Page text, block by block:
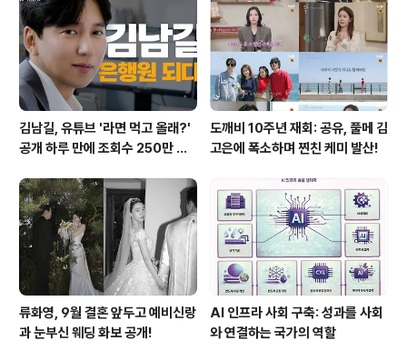
김남길, 유튜브 '라면 먹고 올래?'
공개 하루 만에 조회수 250만 돌
도깨비 10주년 재회: 공유, 풀메 김
고은에 폭소하며 찐친 케미 발산!
류화영, 9월 결혼 앞두고 예비신랑
과 눈부신 웨딩 화보 공개!
AI 인프라 사회 구축: 성과를 사회
와 연결하는 국가의 역할